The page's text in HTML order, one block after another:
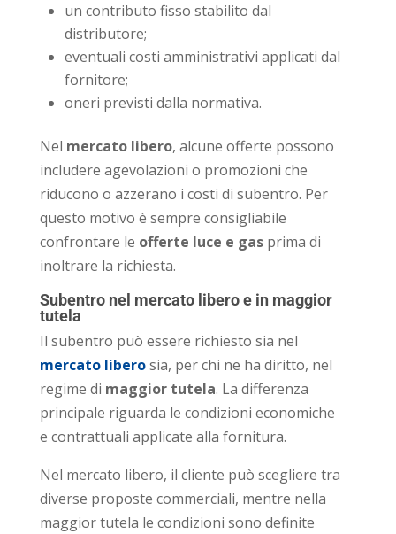
un contributo fisso stabilito dal
distributore;
eventuali costi amministrativi applicati dal
fornitore;
oneri previsti dalla normativa.
Nel mercato libero, alcune offerte possono
includere agevolazioni o promozioni che
riducono o azzerano i costi di subentro. Per
questo motivo è sempre consigliabile
confrontare le offerte luce e gasprima di
inoltrare la richiesta.
Subentro nel mercato libero e in maggior
tutela
Il subentro può essere richiesto sia nel
mercato liberosia, per chi ne ha diritto, nel
regime di maggior tutela. La differenza
principale riguarda le condizioni economiche
e contrattuali applicate alla fornitura.
Nel mercato libero, il cliente può scegliere tra
diverse proposte commerciali, mentre nella
maggior tutela le condizioni sono definite